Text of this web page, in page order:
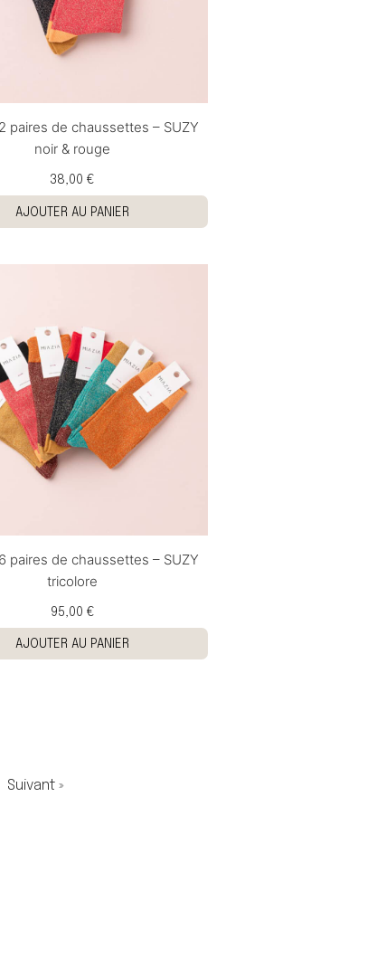
paires de chaussettes – SUZY
noir & rouge
38,00 €
AJOUTER AU PANIER
paires de chaussettes – SUZY
tricolore
95,00 €
AJOUTER AU PANIER
Suivant »